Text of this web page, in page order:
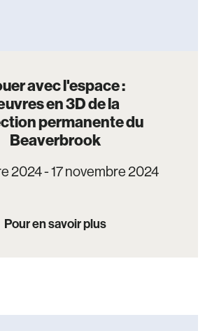
avec l'espace :
en 3D de la
permanente du
Beaverbrook
2024 - 17 novembre 2024
Pour en savoir plus